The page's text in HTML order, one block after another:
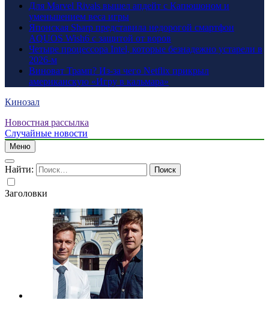
Для Marvel Rivals вышел апдейт с Капюшоном и
уменьшением веса игры
Японская Sharp представила недорогой смартфон
AQUOS Wish6 с защитой от воров
Четыре процессора Intel, которые безнадежно устарели в
2026-м
Виноват Трамп? Из-за чего Netflix прикрыл
американскую «Игру в кальмара»
Кинозал
Новостная рассылка
Случайные новости
Меню
Найти:
Заголовки